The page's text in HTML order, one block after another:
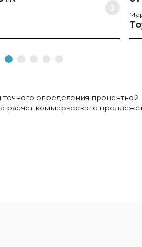
точного определения процентной
расчет коммерческого